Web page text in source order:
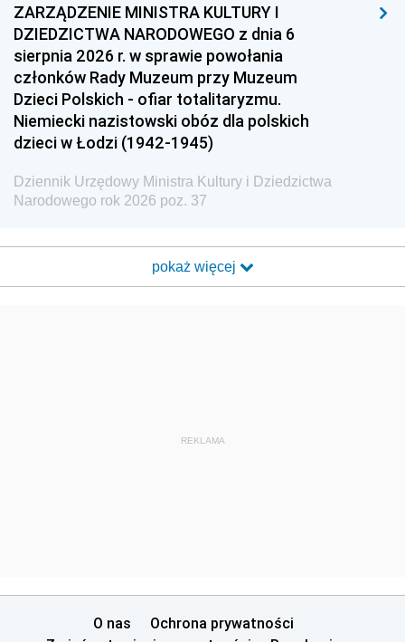
ZARZĄDZENIE MINISTRA KULTURY I
DZIEDZICTWA NARODOWEGO z dnia 6
sierpnia 2026 r. w sprawie powołania
członków Rady Muzeum przy Muzeum
Dzieci Polskich - ofiar totalitaryzmu.
Niemiecki nazistowski obóz dla polskich
dzieci w Łodzi (1942-1945)
Dziennik Urzędowy Ministra Kultury i Dziedzictwa
Narodowego rok 2026 poz. 37
pokaż więcej
REKLAMA
O nas
Ochrona prywatności